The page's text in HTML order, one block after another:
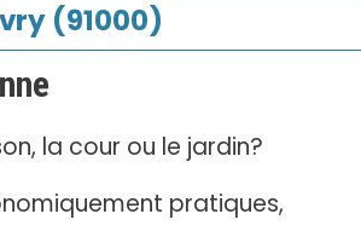
(91000)
la cour ou le jardin?
pratiques,